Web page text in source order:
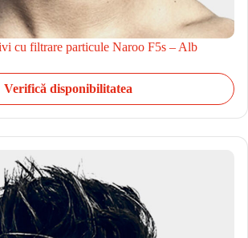
cu filtrare particule Naroo F5s – Alb
Verifică disponibilitatea